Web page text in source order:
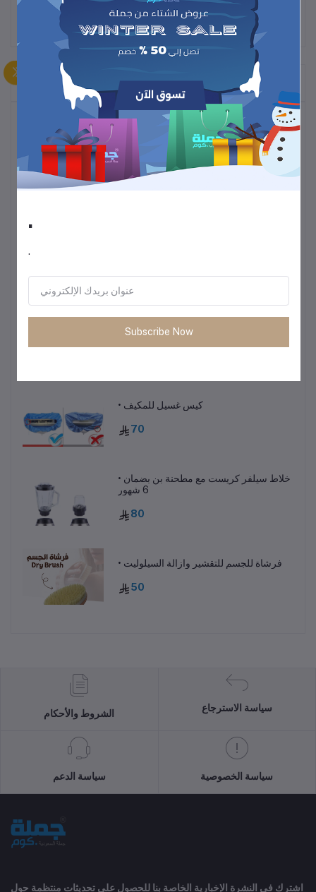
المنتجات التي يتم شراؤها بشكل متكرر
أكثر المنتجات مبيعًا
ترموس قهوة وشاي
ماكينة صنع القهوة 600 مل
75
• كيس غسيل للمكيف
70
• خلاط سيلفر كريست مع مطحنة بن بضمان
6 شهور
80
• فرشاة للجسم للتقشير وازالة السيلوليت
50
الشروط والأحكام
سياسة الاسترجاع
سياسة الدعم سياسة الخصوصية
اشترك في النشرة الإخبارية الخاصة بنا للحصول على تحديثات منتظمة حول
.
.
Subscribe Now